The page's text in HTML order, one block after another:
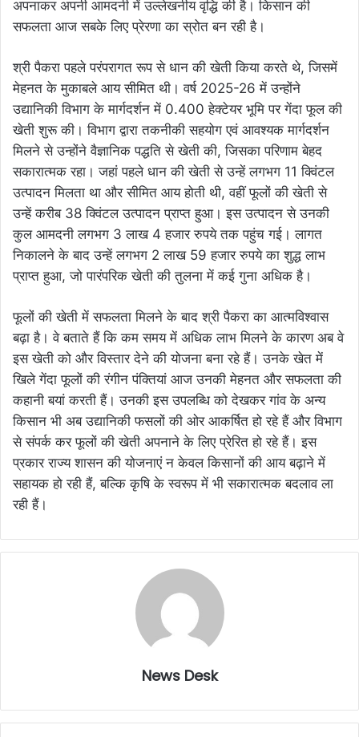
अपनाकर अपनी आमदनी में उल्लेखनीय वृद्धि की है। किसान की
सफलता आज सबके लिए प्रेरणा का स्रोत बन रही है।
श्री पैकरा पहले परंपरागत रूप से धान की खेती किया करते थे, जिसमें
मेहनत के मुकाबले आय सीमित थी। वर्ष 2025-26 में उन्होंने
उद्यानिकी विभाग के मार्गदर्शन में 0.400 हेक्टेयर भूमि पर गेंदा फूल की
खेती शुरू की। विभाग द्वारा तकनीकी सहयोग एवं आवश्यक मार्गदर्शन
मिलने से उन्होंने वैज्ञानिक पद्धति से खेती की, जिसका परिणाम बेहद
सकारात्मक रहा। जहां पहले धान की खेती से उन्हें लगभग 11 क्विंटल
उत्पादन मिलता था और सीमित आय होती थी, वहीं फूलों की खेती से
उन्हें करीब 38 क्विंटल उत्पादन प्राप्त हुआ। इस उत्पादन से उनकी
कुल आमदनी लगभग 3 लाख 4 हजार रुपये तक पहुंच गई। लागत
निकालने के बाद उन्हें लगभग 2 लाख 59 हजार रुपये का शुद्ध लाभ
प्राप्त हुआ, जो पारंपरिक खेती की तुलना में कई गुना अधिक है।
फूलों की खेती में सफलता मिलने के बाद श्री पैकरा का आत्मविश्वास
बढ़ा है। वे बताते हैं कि कम समय में अधिक लाभ मिलने के कारण अब वे
इस खेती को और विस्तार देने की योजना बना रहे हैं। उनके खेत में
खिले गेंदा फूलों की रंगीन पंक्तियां आज उनकी मेहनत और सफलता की
कहानी बयां करती हैं। उनकी इस उपलब्धि को देखकर गांव के अन्य
किसान भी अब उद्यानिकी फसलों की ओर आकर्षित हो रहे हैं और विभाग
से संपर्क कर फूलों की खेती अपनाने के लिए प्रेरित हो रहे हैं। इस
प्रकार राज्य शासन की योजनाएं न केवल किसानों की आय बढ़ाने में
सहायक हो रही हैं, बल्कि कृषि के स्वरूप में भी सकारात्मक बदलाव ला
रही हैं।
News Desk